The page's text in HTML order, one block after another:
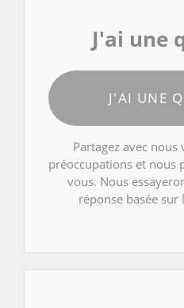
J'ai une
J'AI UNE
Partagez avec nous
préoccupations et nous
vous. Nous
réponse basée sur